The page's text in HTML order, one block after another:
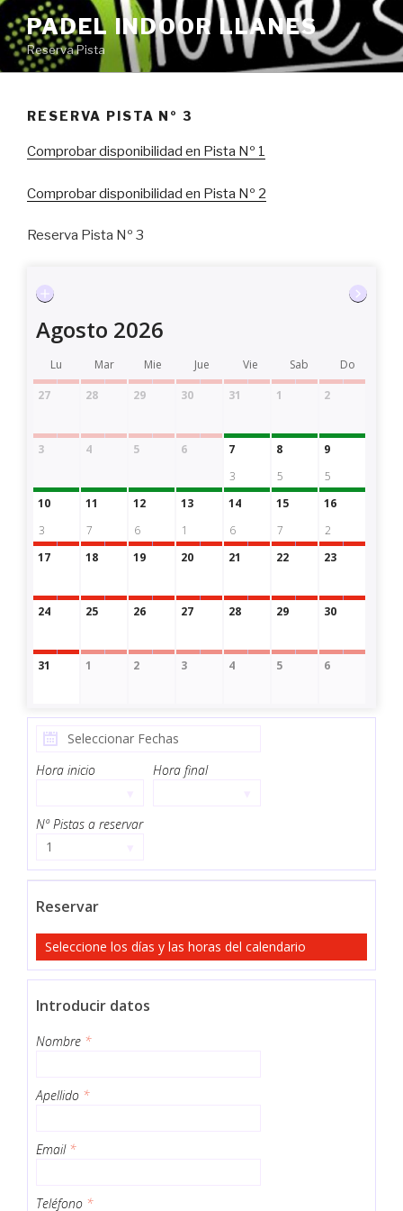
Saltar
al
contenido
PADEL INDOOR LLANES
Reserva Pista
RESERVA PISTA Nº 3
Comprobar disponibilidad en Pista Nº 1
Comprobar disponibilidad en Pista Nº 2
Reserva Pista Nº 3
Agosto 2026
Lu Mar Mie Jue Vie Sab
Do
27
28 29 30 31 1 2
3 4 5 6
7
3
8
5
9
5
10
3
11
7
12
6
13
1
14
6
15
7
16
2
17
18 19 20 21 22 23
24 25 26 27 28 29 30
31 1 2 3 4 5 6
Hora inicio Hora final
Nº Pistas a reservar
1
Reservar
Seleccione los días y las horas del calendario
Introducir datos
Nombre *
Apellido *
Email *
Teléfono *